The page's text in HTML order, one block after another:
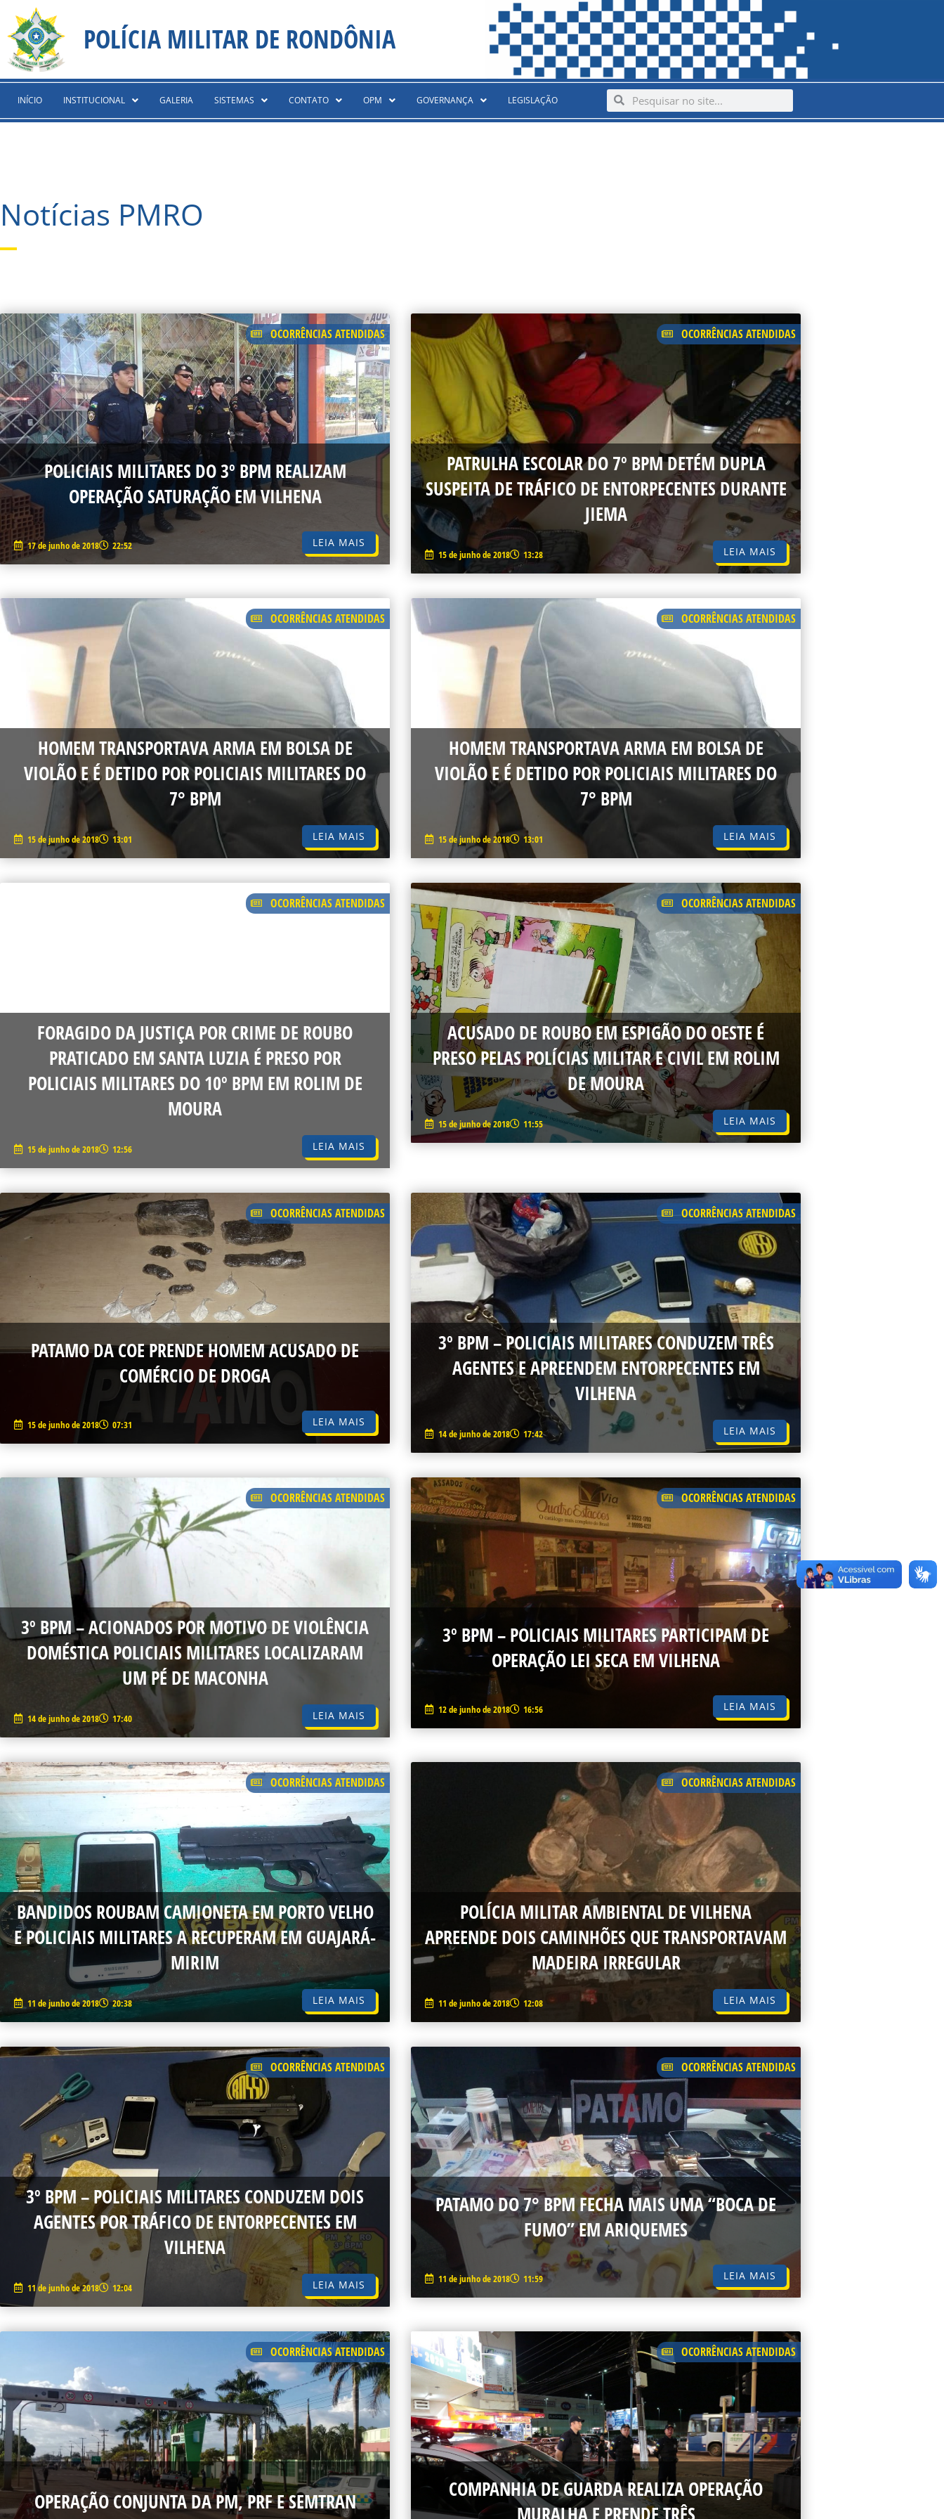
content
para
conteúdo
POLÍCIA MILITAR DE RONDÔNIA
INÍCIO INSTITUCIONAL GALERIA SISTEMAS CONTATO OPM GOVERNANÇA LEGISLAÇÃO SearchSearch
Notícias PMRO
OCORRÊNCIAS ATENDIDAS
POLICIAIS MILITARES DO 3º BPM REALIZAM
OPERAÇÃO SATURAÇÃO EM VILHENA
17 de junho de 2018 22:52 LEIA MAIS
OCORRÊNCIAS ATENDIDAS
PATRULHA ESCOLAR DO 7º BPM DETÉM DUPLA
SUSPEITA DE TRÁFICO DE ENTORPECENTES DURANTE
JIEMA
15 de junho de 2018 13:28 LEIA MAIS
OCORRÊNCIAS ATENDIDAS
HOMEM TRANSPORTAVA ARMA EM BOLSA DE
VIOLÃO E É DETIDO POR POLICIAIS MILITARES DO
7° BPM
15 de junho de 2018 13:01 LEIA MAIS
OCORRÊNCIAS ATENDIDAS
HOMEM TRANSPORTAVA ARMA EM BOLSA DE
VIOLÃO E É DETIDO POR POLICIAIS MILITARES DO
7° BPM
15 de junho de 2018 13:01 LEIA MAIS
OCORRÊNCIAS ATENDIDAS
FORAGIDO DA JUSTIÇA POR CRIME DE ROUBO
PRATICADO EM SANTA LUZIA É PRESO POR
POLICIAIS MILITARES DO 10º BPM EM ROLIM DE
MOURA
15 de junho de 2018 12:56 LEIA MAIS
OCORRÊNCIAS ATENDIDAS
ACUSADO DE ROUBO EM ESPIGÃO DO OESTE É
PRESO PELAS POLÍCIAS MILITAR E CIVIL EM ROLIM
DE MOURA
15 de junho de 2018 11:55 LEIA MAIS
OCORRÊNCIAS ATENDIDAS
PATAMO DA COE PRENDE HOMEM ACUSADO DE
COMÉRCIO DE DROGA
15 de junho de 2018 07:31 LEIA MAIS
OCORRÊNCIAS ATENDIDAS
3º BPM – POLICIAIS MILITARES CONDUZEM TRÊS
AGENTES E APREENDEM ENTORPECENTES EM
VILHENA
14 de junho de 2018 17:42 LEIA MAIS
OCORRÊNCIAS ATENDIDAS
3º BPM – ACIONADOS POR MOTIVO DE VIOLÊNCIA
DOMÉSTICA POLICIAIS MILITARES LOCALIZARAM
UM PÉ DE MACONHA
14 de junho de 2018 17:40 LEIA MAIS
OCORRÊNCIAS ATENDIDAS
3º BPM – POLICIAIS MILITARES PARTICIPAM DE
OPERAÇÃO LEI SECA EM VILHENA
12 de junho de 2018 16:56 LEIA MAIS
OCORRÊNCIAS ATENDIDAS
BANDIDOS ROUBAM CAMIONETA EM PORTO VELHO
E POLICIAIS MILITARES A RECUPERAM EM GUAJARÁ-
MIRIM
11 de junho de 2018 20:38 LEIA MAIS
OCORRÊNCIAS ATENDIDAS
POLÍCIA MILITAR AMBIENTAL DE VILHENA
APREENDE DOIS CAMINHÕES QUE TRANSPORTAVAM
MADEIRA IRREGULAR
11 de junho de 2018 12:08 LEIA MAIS
OCORRÊNCIAS ATENDIDAS
3º BPM – POLICIAIS MILITARES CONDUZEM DOIS
AGENTES POR TRÁFICO DE ENTORPECENTES EM
VILHENA
11 de junho de 2018 12:04 LEIA MAIS
OCORRÊNCIAS ATENDIDAS
PATAMO DO 7° BPM FECHA MAIS UMA “BOCA DE
FUMO” EM ARIQUEMES
11 de junho de 2018 11:59 LEIA MAIS
OCORRÊNCIAS ATENDIDAS
OPERAÇÃO CONJUNTA DA PM, PRF E SEMTRAN
OCORRÊNCIAS ATENDIDAS
COMPANHIA DE GUARDA REALIZA OPERAÇÃO
PAGEPAGEPAGEPAGEPAGE PAGEPAGEPAGE